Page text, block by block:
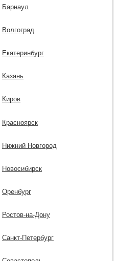
Барнаул
Волгоград
Екатеринбург
Казань
Киров
Красноярск
Нижний Новгород
Новосибирск
Оренбург
Ростов-на-Дону
Санкт-Петербург